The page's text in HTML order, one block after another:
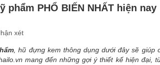
PHỔ BIẾN NHẤT hiện nay
xét
, hũ đựng kem thông dụng dưới đây sẽ giúp
mang đến những gợi ý thiết kế hiện đại,